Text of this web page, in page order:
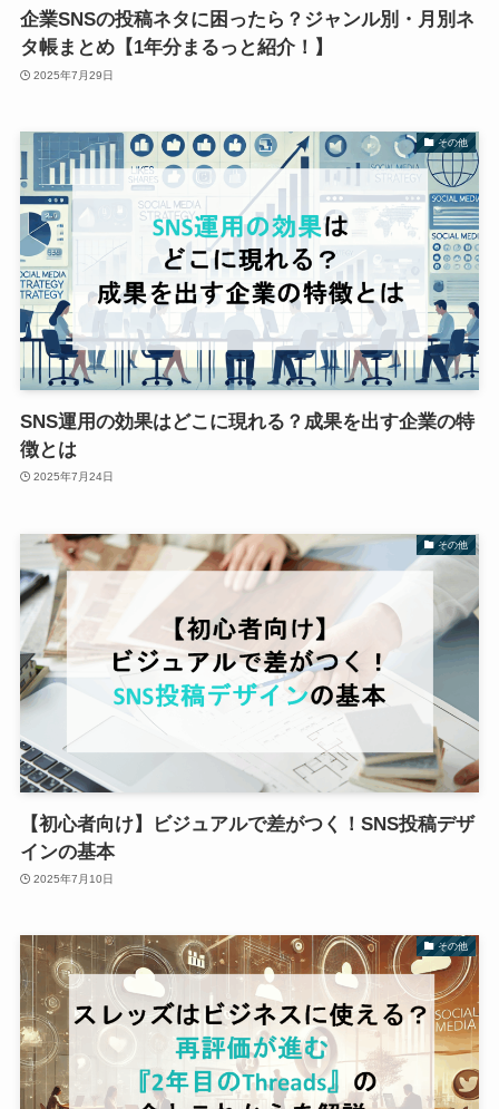
企業SNSの投稿ネタに困ったら？ジャンル別・月別ネ
タ帳まとめ【1年分まるっと紹介！】
2025年7月29日
その他
SNS運用の効果はどこに現れる？成果を出す企業の特
徴とは
2025年7月24日
その他
【初心者向け】ビジュアルで差がつく！SNS投稿デザ
インの基本
2025年7月10日
その他